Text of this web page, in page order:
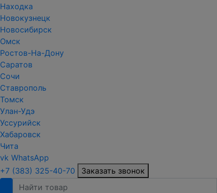
Находка
Новокузнецк
Новосибирск
Омск
Ростов-На-Дону
Саратов
Сочи
Ставрополь
Томск
Улан-Удэ
Уссурийск
Хабаровск
Чита
vk WhatsApp
+7 (383) 325-40-70
Заказать звонок